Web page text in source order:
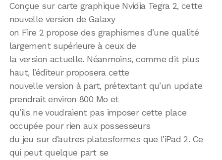
Conçue sur carte graphique Nvidia Tegra 2, cette
nouvelle version de Galaxy
on Fire 2 propose des graphismes d’une qualité
largement supérieure à ceux de
la version actuelle. Néanmoins, comme dit plus
haut, l’éditeur proposera cette
nouvelle version à part, prétextant qu’un update
prendrait environ 800 Mo et
qu’ils ne voudraient pas imposer cette place
occupée pour rien aux possesseurs
du jeu sur d’autres platesformes que l’iPad 2. Ce
qui peut quelque part se